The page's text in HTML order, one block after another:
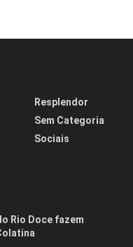
Resplendor
Sem Categoria
Sociais
Rio Doce fazem